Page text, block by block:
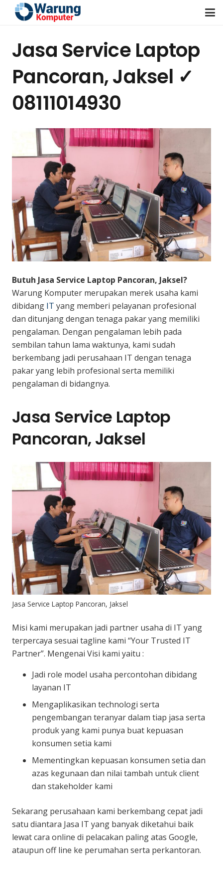
Jasa Service Laptop
Pancoran, Jaksel ✓
08111014930
Butuh Jasa Service Laptop Pancoran, Jaksel?
Warung Komputer merupakan merek usaha kami
dibidang IT yang memberi pelayanan profesional
dan ditunjang dengan tenaga pakar yang memiliki
pengalaman. Dengan pengalaman lebih pada
sembilan tahun lama waktunya, kami sudah
berkembang jadi perusahaan IT dengan tenaga
pakar yang lebih profesional serta memiliki
pengalaman di bidangnya.
Jasa Service Laptop
Pancoran, Jaksel
Jasa Service Laptop Pancoran, Jaksel
Misi kami merupakan jadi partner usaha di IT yang
terpercaya sesuai tagline kami “Your Trusted IT
Partner”. Mengenai Visi kami yaitu :
Jadi role model usaha percontohan dibidang
layanan IT
Mengaplikasikan technologi serta
pengembangan teranyar dalam tiap jasa serta
produk yang kami punya buat kepuasan
konsumen setia kami
Mementingkan kepuasan konsumen setia dan
azas kegunaan dan nilai tambah untuk client
dan stakeholder kami
Sekarang perusahaan kami berkembang cepat jadi
satu diantara Jasa IT yang banyak diketahui baik
lewat cara online di pelacakan paling atas Google,
ataupun off line ke perumahan serta perkantoran.